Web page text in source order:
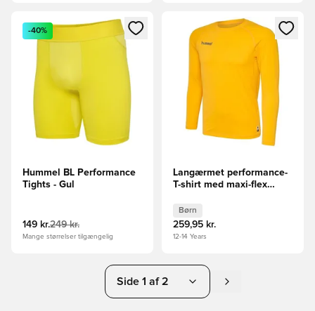
Åbner en Modal til at logge ind eller tilmelde dig som
-40%
Hummel BL Performance
Tights - Gul
149 kr.249 kr.
Mange størrelser tilgængelig
Åbner en Modal til at logge
Langærmet performance-
T-shirt med maxi-flex
Børn
259,95 kr.
12-14 Years
Side 1 af 2